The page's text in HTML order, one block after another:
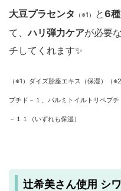
大豆プラセンタ （※1） と6
て、ハリ弾力ケアが必要
チしてくれます✨
（※1）ダイズ胎座エキス（保湿）（
プチド－１、パルミトイルトリペプ
－１１（いずれも保湿）
辻希美さん使用 シ